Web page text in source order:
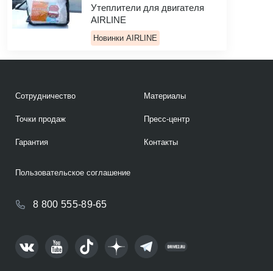
Утеплители для двигателя
AIRLINE
Новинки AIRLINE
Сотрудничество
Точки продаж
Гарантия
Материалы
Пресс-центр
Контакты
8 800 555-89-65
Пользовательское соглашение